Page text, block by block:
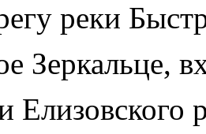
реки
Зеркальце,
Елизовского